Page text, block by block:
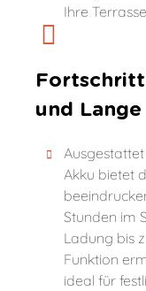
Ihre
und
Akku bietet
Stunden im
Ladung bis
Funktion
ideal für